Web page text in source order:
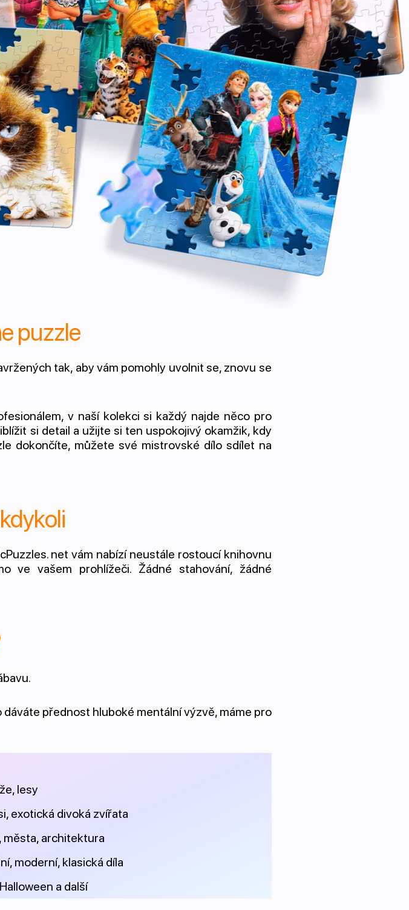
puzzle
tak, aby vám pomohly uvolnit se, znovu se
v naší kolekci si každý najde něco pro
si detail a užijte si ten uspokojivý okamžik, kdy
dokončíte, můžete své mistrovské dílo sdílet na
net vám nabízí neustále rostoucí knihovnu
ve vašem prohlížeči. Žádné stahování, žádné
přednost hluboké mentální výzvě, máme pro
lesy
exotická divoká zvířata
města, architektura
moderní, klasická díla
a další